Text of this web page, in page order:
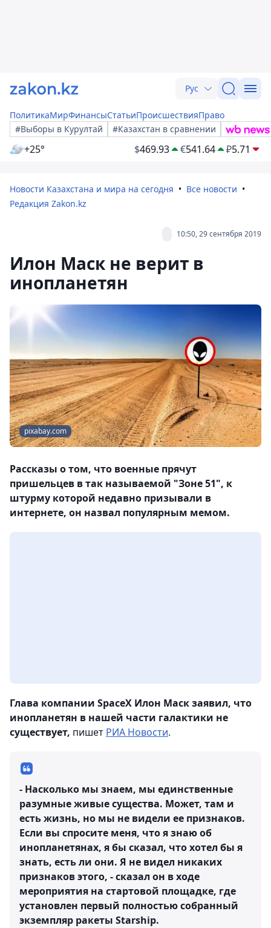
Рус
ПолитикаМирФинансыСтатьиПроисшествияПраво
#Выборы в Курултай
#Казахстан в сравнении
+25° $469.93 €541.64 ₽5.71
Новости Казахстана и мира на сегодня
Все новости
Редакция Zakon.kz
10:50, 29 сентября 2019
Илон Маск не верит в
инопланетян
pixabay.com
Рассказы о том, что военные прячут
пришельцев в так называемой "Зоне 51", к
штурму которой недавно призывали в
интернете, он назвал популярным мемом.
Глава компании SpaceX Илон Маск заявил, что
инопланетян в нашей части галактики не
существует, пишет РИА Новости.
- Насколько мы знаем, мы единственные
разумные живые существа. Может, там и
есть жизнь, но мы не видели ее признаков.
Если вы спросите меня, что я знаю об
инопланетянах, я бы сказал, что хотел бы я
знать, есть ли они. Я не видел никаких
признаков этого, - сказал он в ходе
мероприятия на стартовой площадке, где
установлен первый полностью собранный
экземпляр ракеты Starship.